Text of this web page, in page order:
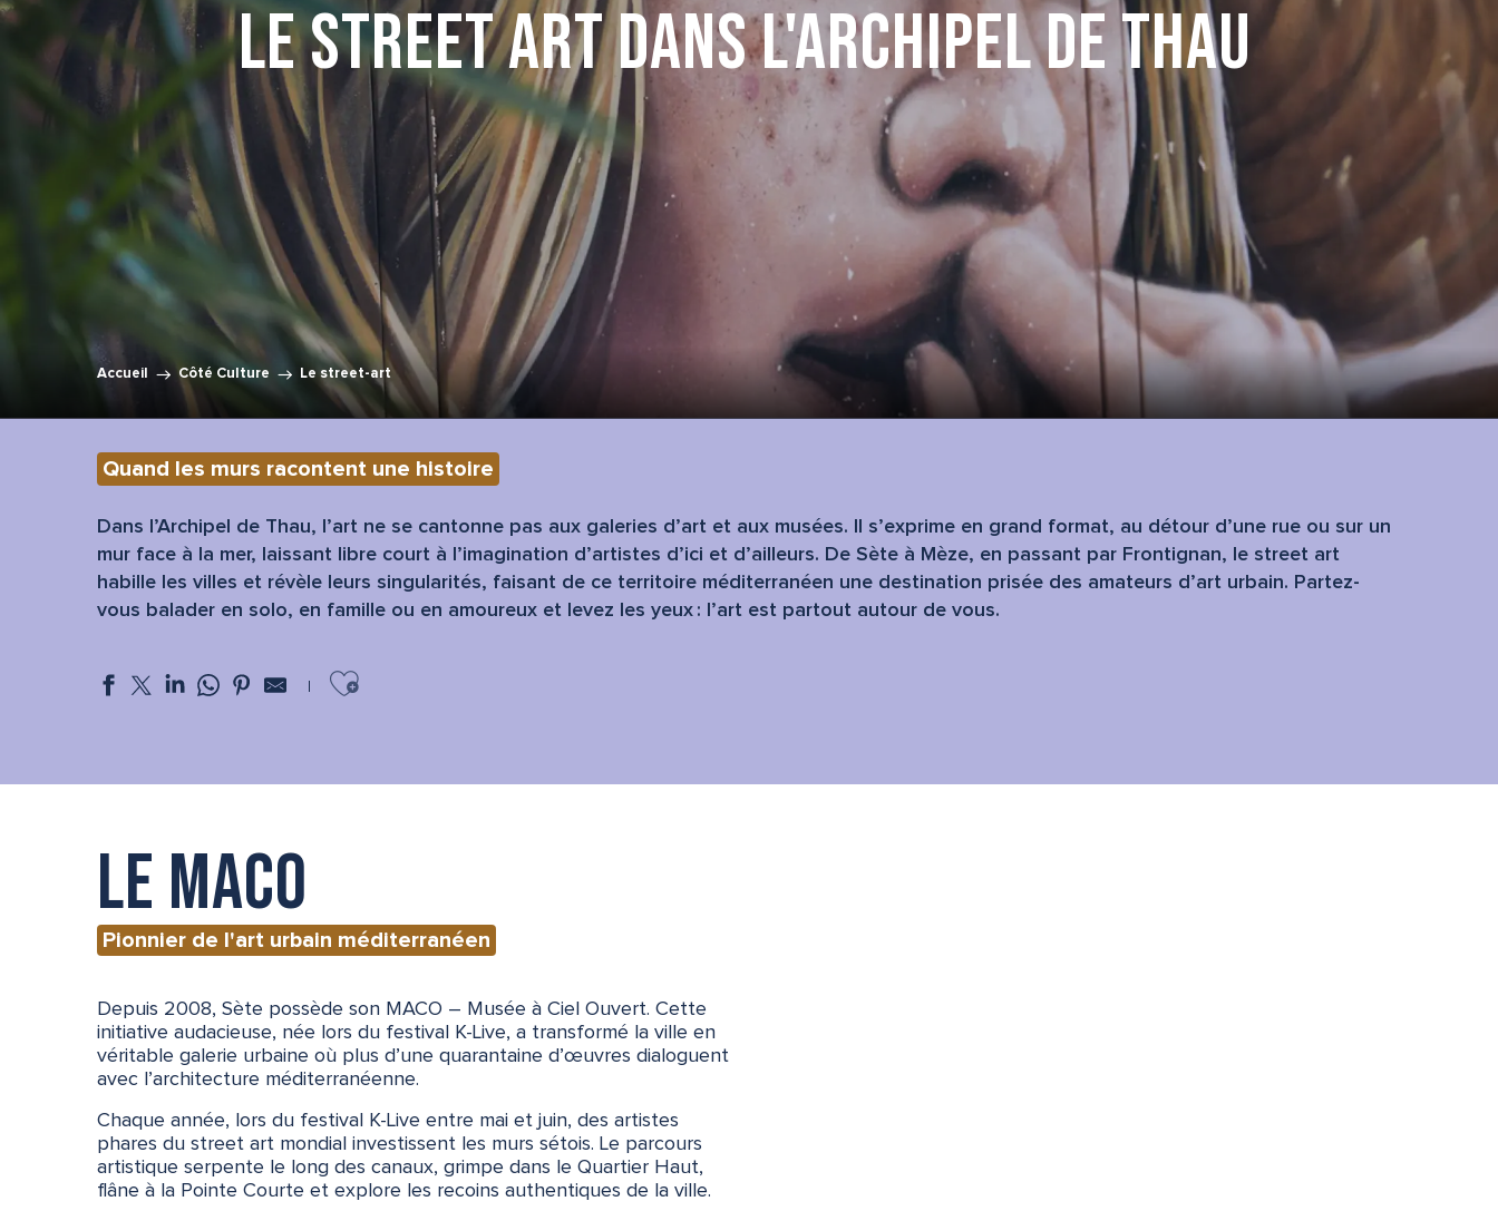
Le street art dans l'Archipel de Thau
Accueil Côté Culture Le street-art
Quand les murs racontent une histoire
Dans l’Archipel de Thau, l’art ne se cantonne pas aux galeries d’art et aux musées. Il s’exprime en grand format, au détour d’une rue ou sur un
mur face à la mer, laissant libre court à l’imagination d’artistes d’ici et d’ailleurs. De Sète à Mèze, en passant par Frontignan, le street art
habille les villes et révèle leurs singularités, faisant de ce territoire méditerranéen une destination prisée des amateurs d’art urbain. Partez-
vous balader en solo, en famille ou en amoureux et levez les yeux : l’art est partout autour de vous.
Ajouter aux favoris
Le MACO
Pionnier de l'art urbain méditerranéen
Depuis 2008, Sète possède son MACO – Musée à Ciel Ouvert. Cette
initiative audacieuse, née lors du festival K-Live, a transformé la ville en
véritable galerie urbaine où plus d’une quarantaine d’œuvres dialoguent
avec l’architecture méditerranéenne.
Chaque année, lors du festival K-Live entre mai et juin, des artistes
phares du street art mondial investissent les murs sétois. Le parcours
artistique serpente le long des canaux, grimpe dans le Quartier Haut,
flâne à la Pointe Courte et explore les recoins authentiques de la ville.